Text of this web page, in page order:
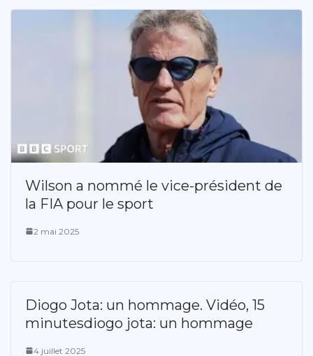
Wilson a nommé le vice-président de
la FIA pour le sport
2 mai 2025
Diogo Jota: un hommage. Vidéo, 15
minutesdiogo jota: un hommage
4 juillet 2025